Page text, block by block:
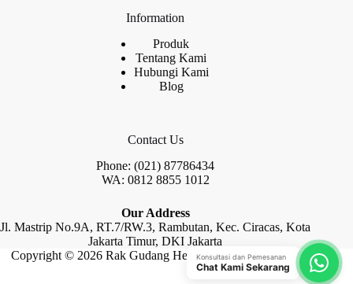
Information
Produk
Tentang Kami
Hubungi Kami
Blog
Contact Us
Phone: (021) 87786434
WA: 0812 8855 1012
Our Address
Jl. Mastrip No.9A, RT.7/RW.3, Rambutan, Kec. Ciracas, Kota
Jakarta Timur, DKI Jakarta
Copyright © 2026 Rak Gudang Heayy Duty by Raja Rak
Konsultasi dan Pemesanan
Chat Kami Sekarang